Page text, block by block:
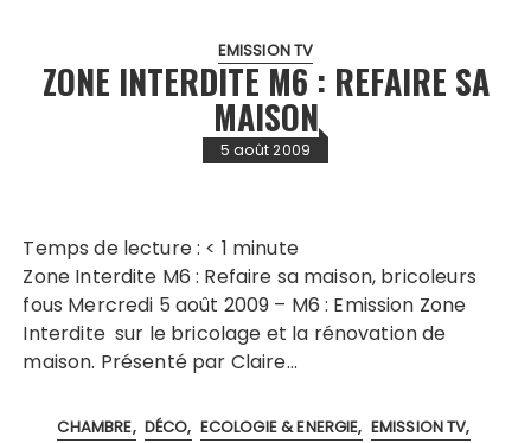
EMISSION TV
ZONE INTERDITE M6 : REFAIRE SA
MAISON
5 août 2009
Temps de lecture : < 1 minute
Zone Interdite M6 : Refaire sa maison, bricoleurs
fous Mercredi 5 août 2009 – M6 : Emission Zone
Interdite sur le bricolage et la rénovation de
maison. Présenté par Claire…
CHAMBRE DÉCO ECOLOGIE & ENERGIE EMISSION TV